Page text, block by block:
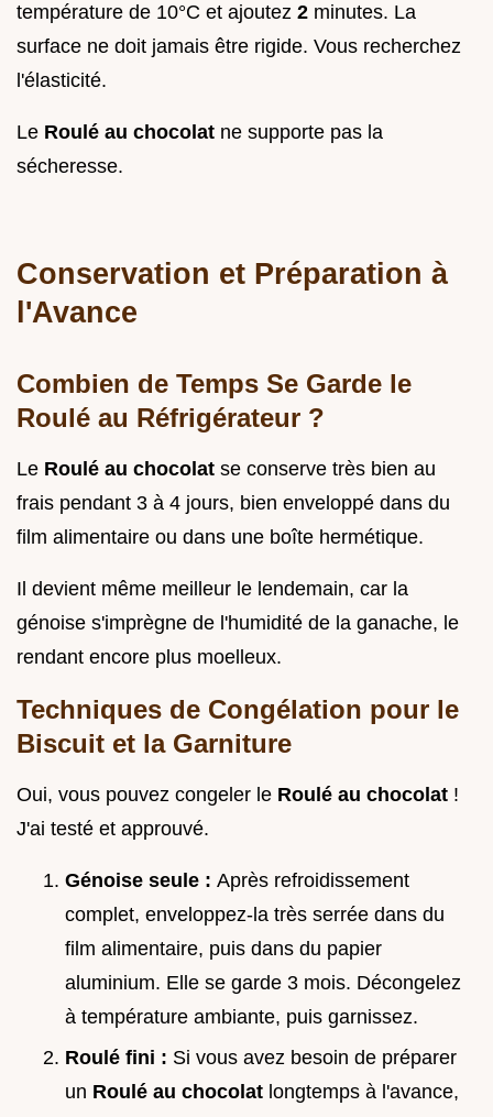
température de 10°C et ajoutez 2 minutes. La
surface ne doit jamais être rigide. Vous recherchez
l'élasticité.
Le Roulé au chocolat ne supporte pas la
sécheresse.
Conservation et Préparation à
l'Avance
Combien de Temps Se Garde le
Roulé au Réfrigérateur ?
Le Roulé au chocolat se conserve très bien au
frais pendant 3 à 4 jours, bien enveloppé dans du
film alimentaire ou dans une boîte hermétique.
Il devient même meilleur le lendemain, car la
génoise s'imprègne de l'humidité de la ganache, le
rendant encore plus moelleux.
Techniques de Congélation pour le
Biscuit et la Garniture
Oui, vous pouvez congeler le Roulé au chocolat !
J'ai testé et approuvé.
Génoise seule : Après refroidissement
complet, enveloppez-la très serrée dans du
film alimentaire, puis dans du papier
aluminium. Elle se garde 3 mois. Décongelez
à température ambiante, puis garnissez.
Roulé fini : Si vous avez besoin de préparer
un Roulé au chocolat longtemps à l'avance,